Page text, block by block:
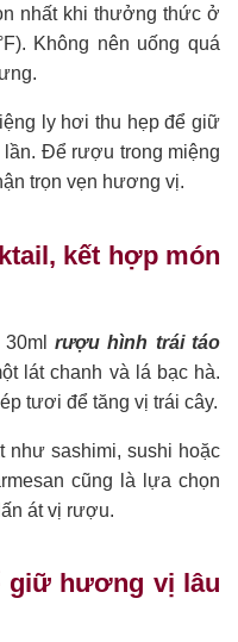
nhất khi thưởng thức ở
Không nên uống quá
ly hơi thu hẹp để giữ
Để rượu trong miệng
trọn vẹn hương vị.
kết hợp món
30mlrượu hình trái táo
lát chanh và lá bạc hà.
tươi để tăng vị trái cây.
như sashimi, sushi hoặc
cũng là lựa chọn
át vị rượu.
giữ hương vị lâu